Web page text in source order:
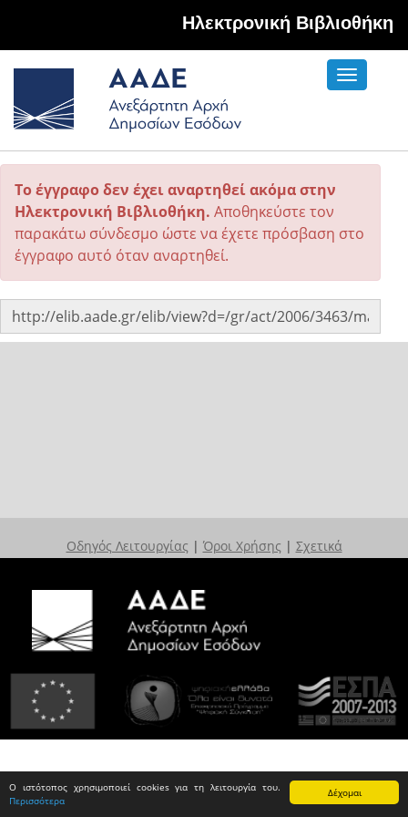
Δέχομαι
Ο ιστότοπος χρησιμοποιεί cookies για τη λειτουργία του.
Περισσότερα
Hλεκτρονική Βιβλιοθήκη
Toggle
Το έγγραφο δεν έχει αναρτηθεί ακόμα στην
Ηλεκτρονική Βιβλιοθήκη. Αποθηκεύστε τον
παρακάτω σύνδεσμο ώστε να έχετε πρόσβαση στο
έγγραφο αυτό όταν αναρτηθεί.
Οδηγός Λειτουργίας | Όροι Χρήσης | Σχετικά